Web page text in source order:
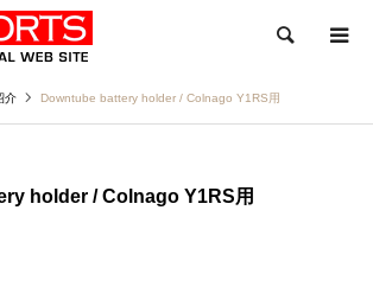
検索
介 Downtube battery holder / Colnago Y1RS用
holder / Colnago Y1RS用